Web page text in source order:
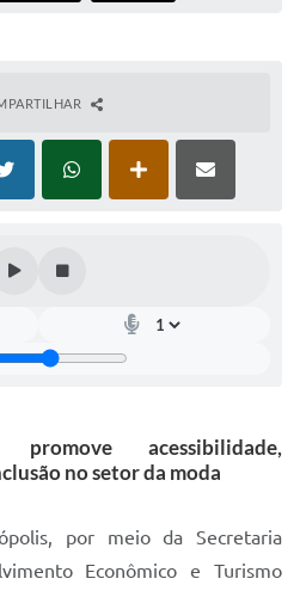
acessibilidade,
no setor da moda
por meio da Secretaria
Econômico e Turismo